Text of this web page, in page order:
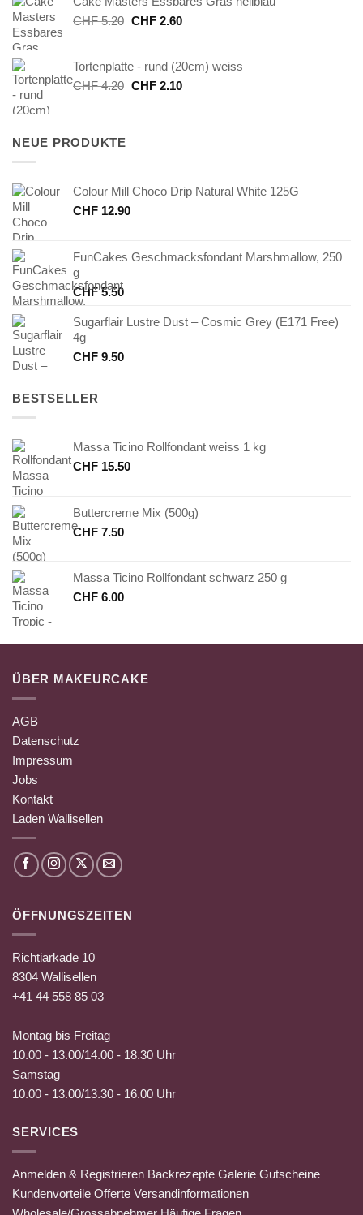
CHF 24.90CHF 12.45.
CHF5.20 Ursprünglicher
CHF 5.20
CHF2.60Aktueller
CHF 2.60.
Tortenplatte - rund (20cm) weiss
CHF4.20 Ursprünglicher
CHF2.10Aktueller
NEUE PRODUKTE
Colour Mill Choco Drip Natural White 125G
CHF 12.90
FunCakes Geschmacksfondant Marshmallow, 250
g
CHF5.50
Sugarflair Lustre Dust – Cosmic Grey (E171 Free)
4g
CHF 9.50
BESTSELLER
Massa Ticino Rollfondant weiss 1 kg
CHF 15.50
Buttercreme Mix (500g)
CHF 7.50
Massa Ticino Rollfondant schwarz 250 g
CHF 6.00
ÜBER MAKEURCAKE
AGB
Datenschutz
Impressum
Jobs
Kontakt
Laden Wallisellen
ÖFFNUNGSZEITEN
Richtiarkade 10
8304 Wallisellen
+41 44 558 85 03
Montag bis Freitag
10.00 - 13.00/14.00 - 18.30 Uhr
Samstag
10.00 - 13.00/13.30 - 16.00 Uhr
SERVICES
Anmelden & Registrieren Backrezepte Galerie Gutscheine
Kundenvorteile Offerte Versandinformationen